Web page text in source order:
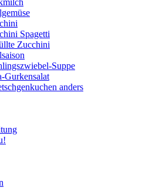
Spagetti
Zucchini
Suppe
Gurkensalat
anders